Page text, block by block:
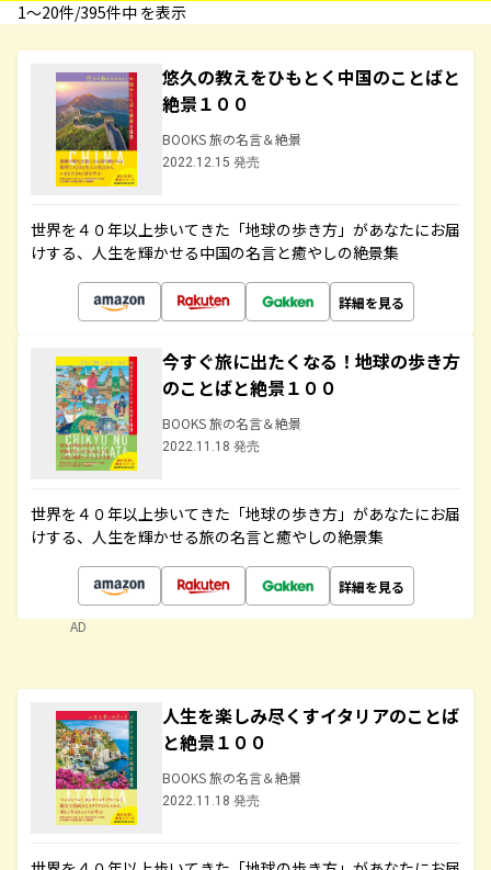
1〜20件/395件中 を表示
悠久の教えをひもとく中国のことばと
絶景１００
BOOKS 旅の名言＆絶景
2022.12.15 発売
世界を４０年以上歩いてきた「地球の歩き方」があなたにお届
けする、人生を輝かせる中国の名言と癒やしの絶景集
詳細を見る
今すぐ旅に出たくなる！地球の歩き方
のことばと絶景１００
BOOKS 旅の名言＆絶景
2022.11.18 発売
世界を４０年以上歩いてきた「地球の歩き方」があなたにお届
けする、人生を輝かせる旅の名言と癒やしの絶景集
詳細を見る
AD
人生を楽しみ尽くすイタリアのことば
と絶景１００
BOOKS 旅の名言＆絶景
2022.11.18 発売